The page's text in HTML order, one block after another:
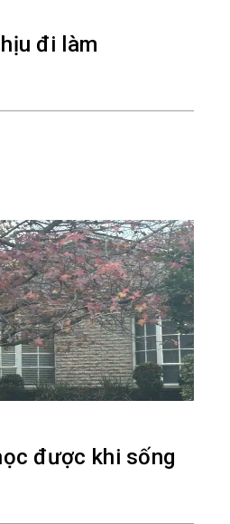
đi làm
được khi sống